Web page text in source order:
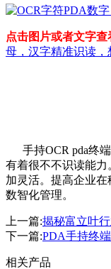
点击图片或者文字查
母，汉字精准识读
手持OCR pda终端专
有着很不不识读能力
加灵活。提高企
数智化管理。
上一篇:揭秘富立叶行
下一篇:PDA手持终
相关产品